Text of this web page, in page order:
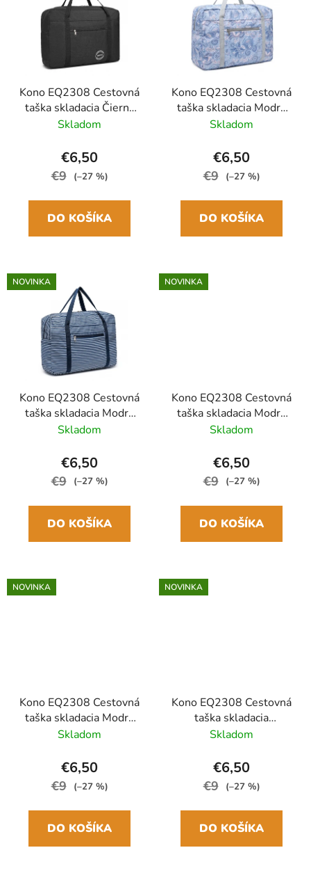
Kono EQ2308 Cestovná
taška skladacia Čierna
45cm Vodoodolná
Skladom
€6,50
€9 (–27 %)
DO KOŠÍKA
Kono EQ2308 Cestovná
taška skladacia Modrá
45cm Vodoodolná
Skladom
€6,50
€9 (–27 %)
DO KOŠÍKA
NOVINKA
Kono EQ2308 Cestovná
taška skladacia Modrá
45cm Vodoodolná
Skladom
€6,50
€9 (–27 %)
DO KOŠÍKA
NOVINKA
Kono EQ2308 Cestovná
taška skladacia Modrá
Kvetiny 45cm
Skladom
€6,50
€9 (–27 %)
DO KOŠÍKA
NOVINKA
Kono EQ2308 Cestovná
taška skladacia Modrá
Navy 45cm Vodoodolná
Skladom
€6,50
€9 (–27 %)
DO KOŠÍKA
NOVINKA
Kono EQ2308 Cestovná
taška skladacia
Modrá/béžová 45cm
Skladom
€6,50
€9 (–27 %)
DO KOŠÍKA